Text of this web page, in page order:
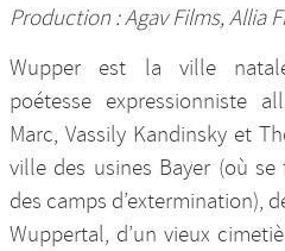
Production : Agav Films, Allia
Wupper est la ville natale
poétesse expressionniste
Marc, Vassily Kandinsky et
ville des usines Bayer (où
des camps d’extermination),
Wuppertal, d’un vieux